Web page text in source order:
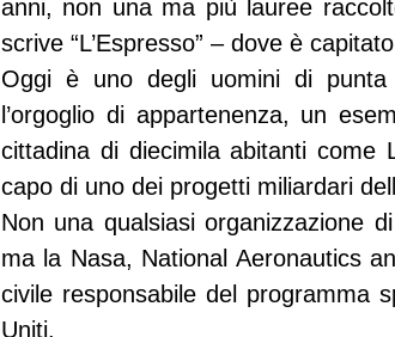
anni, non una ma più lauree
scrive “L’Espresso” – dove è
Oggi è uno degli uomini di
l’orgoglio di appartenenza, un
cittadina di diecimila abitanti come
capo di uno dei progetti miliardari
Non una qualsiasi organizzazione
ma la Nasa, National Aeronautics
civile responsabile del programma
Uniti.